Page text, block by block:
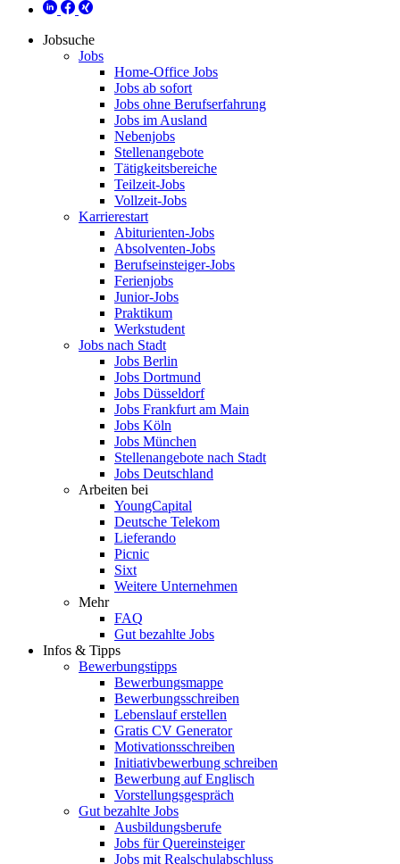
Jobsuche
Jobs
Home-Office Jobs
Jobs ab sofort
Jobs ohne Berufserfahrung
Jobs im Ausland
Nebenjobs
Stellenangebote
Tätigkeitsbereiche
Teilzeit-Jobs
Vollzeit-Jobs
Karrierestart
Abiturienten-Jobs
Absolventen-Jobs
Berufseinsteiger-Jobs
Ferienjobs
Junior-Jobs
Praktikum
Werkstudent
Jobs nach Stadt
Jobs Berlin
Jobs Dortmund
Jobs Düsseldorf
Jobs Frankfurt am Main
Jobs Köln
Jobs München
Stellenangebote nach Stadt
Jobs Deutschland
Arbeiten bei
YoungCapital
Deutsche Telekom
Lieferando
Picnic
Sixt
Weitere Unternehmen
Mehr
FAQ
Gut bezahlte Jobs
Infos & Tipps
Bewerbungstipps
Bewerbungsmappe
Bewerbungsschreiben
Lebenslauf erstellen
Gratis CV Generator
Motivationsschreiben
Initiativbewerbung schreiben
Bewerbung auf Englisch
Vorstellungsgespräch
Gut bezahlte Jobs
Ausbildungsberufe
Jobs für Quereinsteiger
Jobs mit Realschulabschluss